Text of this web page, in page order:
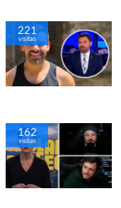
221
visitas
162
visitas